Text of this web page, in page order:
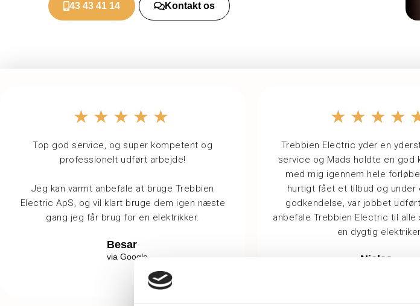
43 43 41 14 Kontakt os
★★★★★
Top god service, og super kompetent og
professionelt udført arbejde!
Jeg kan varmt anbefale at bruge Trebbien
Electric ApS, og vil klart bruge dem igen næste
gang jeg får brug for en elektrikker.
Besar
via Google
Trebbien Electric yder en
service og Mads holdte en god
med mig igennem hele
hurtigt fået et tilbud og under
godkendelse, var jobbet
anbefale Trebbien Electric til
en dygtig
Niclas